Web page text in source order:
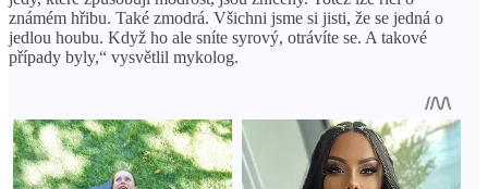
známém hřibu. Také zmodrá. Všichni jsme si jisti, že se jedná o
jedlou houbu. Když ho ale sníte syrový, otrávíte se. A takové
případy byly,“ vysvětlil mykolog.